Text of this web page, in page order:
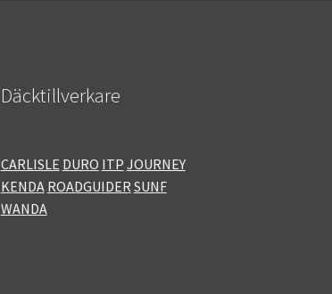
Däcktillverkare
CARLISLE DURO ITP JOURNEY
KENDA ROADGUIDER SUNF
WANDA